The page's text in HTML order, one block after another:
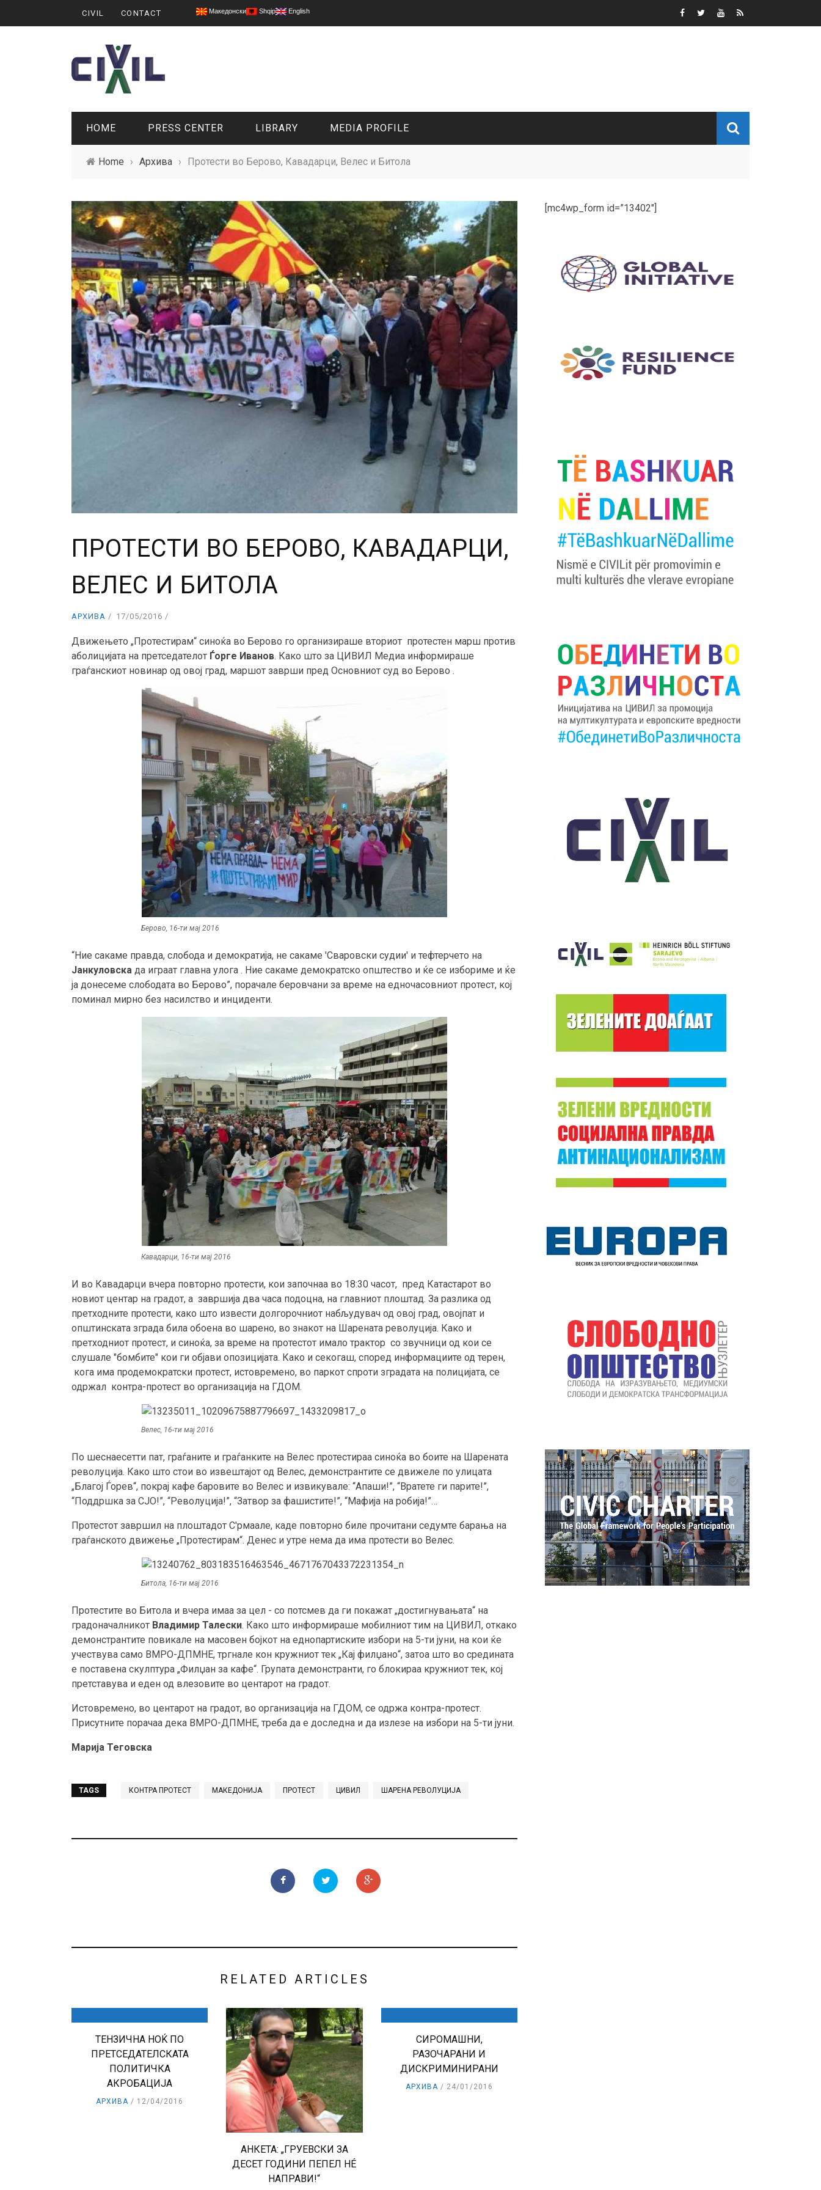
CIVIL CONTACT Македонски Shqip English
HOME PRESS CENTER LIBRARY MEDIA PROFILE
ONLINE CHANNELS
Home › Архива › Протести во Берово, Кавадарци, Велес и Битола
ПРОТЕСТИ ВО БЕРОВО, КАВАДАРЦИ,
ВЕЛЕС И БИТОЛА
АРХИВА 17/05/2016
Движењето „Протестирам“ синоќа во Берово го организираше вториот протестен марш против
аболицијата на претседателот Ѓорге Иванов. Како што за ЦИВИЛ Медиа информираше
граѓанскиот новинар од овој град, маршот заврши пред Основниот суд во Берово .
Берово, 16-ти мај 2016
“Ние сакаме правда, слобода и демократија, не сакаме 'Сваровски судии' и тефтерчето на
Јанкуловска да играат главна улога . Ние сакаме демократско општество и ќе се избориме и ќе
ја донесеме слободата во Берово”, порачале беровчани за време на едночасовниот протест, кој
поминал мирно без насилство и инциденти.
Кавадарци, 16-ти мај 2016
И во Кавадарци вчера повторно протести, кои започнаа во 18:30 часот, пред Катастарот во
новиот центар на градот, а завршија два часа подоцна, на главниот плоштад. За разлика од
претходните протести, како што извести долгорочниот набљудувач од овој град, овојпат и
општинската зграда била обоена во шарено, во знакот на Шарената револуција. Како и
претходниот протест, и синоќа, за време на протестот имало трактор со звучници од кои се
слушале "бомбите" кои ги објави опозицијата. Како и секогаш, според информациите од терен,
кога има продемократски протест, истовремено, во паркот спроти зградата на полицијата, се
одржал контра-протест во организација на ГДОМ.
Велес, 16-ти мај 2016
По шеснаесетти пат, граѓаните и граѓанките на Велес протестираа синоќа во боите на Шарената
револуција. Како што стои во извештајот од Велес, демонстрантите се движеле по улицата
„Благој Ѓорев“, покрај кафе баровите во Велес и извикувале: “Апаши!”, “Вратете ги парите!”,
“Поддршка за СЈО!”, “Револуција!”, “Затвор за фашистите!”, “Мафија на робија!”…
Протестот завршил на плоштадот С'рмаале, каде повторно биле прочитани седумте барања на
граѓанското движење „Протестирам“. Денес и утре нема да има протести во Велес.
Битола, 16-ти мај 2016
Протестите во Битола и вчера имаа за цел - со потсмев да ги покажат „достигнувањата“ на
градоначалникот Владимир Талески. Како што информираше мобилниот тим на ЦИВИЛ, откако
демонстрантите повикале на масовен бојкот на еднопартиските избори на 5-ти јуни, на кои ќе
учествува само ВМРО-ДПМНЕ, тргнале кон кружниот тек „Кај филџано“, затоа што во средината
е поставена скулптура „Филџан за кафе“. Групата демонстранти, го блокираа кружниот тек, кој
претставува и еден од влезовите во центарот на градот.
Истовремено, во центарот на градот, во организација на ГДОМ, се одржа контра-протест.
Присутните порачаа дека ВМРО-ДПМНЕ, треба да е доследна и да излезе на избори на 5-ти јуни.
Марија Теговска
TAGS КОНТРА ПРОТЕСТ МАКЕДОНИЈА ПРОТЕСТ ЦИВИЛ ШАРЕНА РЕВОЛУЦИЈА
RELATED ARTICLES
ТЕНЗИЧНА НОЌ ПО
ПРЕТСЕДАТЕЛСКАТА
ПОЛИТИЧКА
АКРОБАЦИЈА
АРХИВА 12/04/2016
АНКЕТА: „ГРУЕВСКИ ЗА
ДЕСЕТ ГОДИНИ ПЕПЕЛ НÉ
НАПРАВИ!“
СИРОМАШНИ,
РАЗОЧАРАНИ И
ДИСКРИМИНИРАНИ
АРХИВА 24/01/2016
[mc4wp_form id=”13402″]